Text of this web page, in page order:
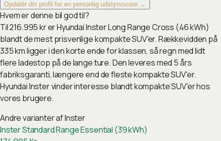
Opdatér din profil for en personlig udstyrsscore →
Hvem er denne bil god til?
Til 216.995 kr er Hyundai Inster Long Range Cross (46 kWh)
blandt de mest prisvenlige kompakte SUV'er. Rækkevidden på
335 km ligger i den korte ende for klassen, så regn med lidt
flere ladestop på de lange ture. Den leveres med 5 års
fabriksgaranti, længere end de fleste kompakte SUV'er.
Hyundai Inster vinder interesse blandt kompakte SUV'er hos
vores brugere.
Andre varianter afInster
Inster Standard Range Essential (39 kWh)